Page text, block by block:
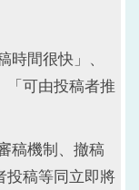
時間很快」、
「可由投稿者推
稿機制、撤稿
投稿等同立即將